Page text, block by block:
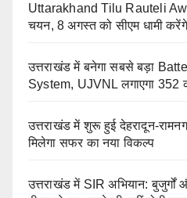
Uttarakhand Tilu Rauteli
चयन, 8 अगस्त को सीएम धामी करेंगे
उत्तराखंड में बनेगा सबसे बड़ा
System, UJVNL लगाएगा 352
उत्तराखंड में शुरू हुई देहरादून-
मिलेगा सफर का नया विकल्प
उत्तराखंड में SIR अभियान: बुजुर्गों